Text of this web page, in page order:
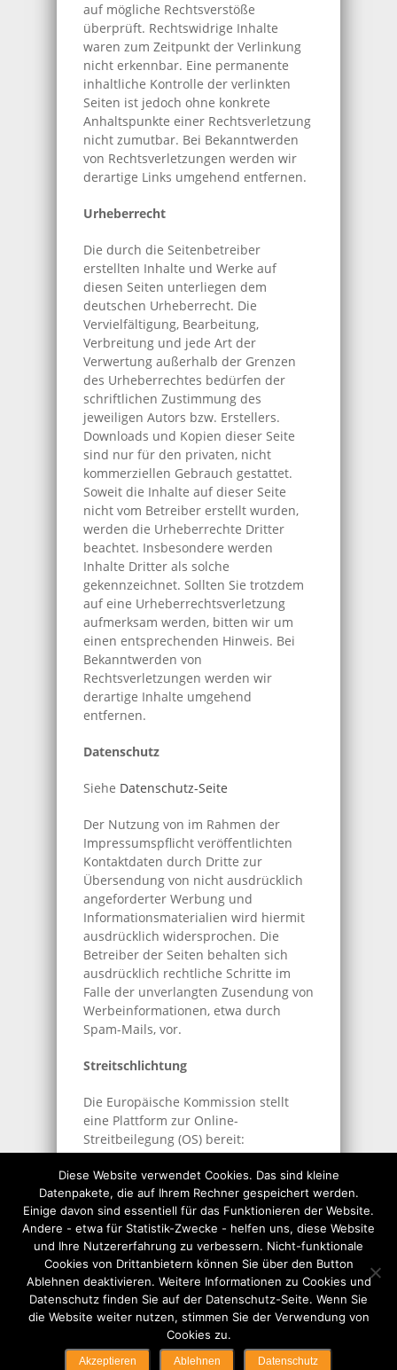
auf mögliche Rechtsverstöße
überprüft. Rechtswidrige Inhalte
waren zum Zeitpunkt der Verlinkung
nicht erkennbar. Eine permanente
inhaltliche Kontrolle der verlinkten
Seiten ist jedoch ohne konkrete
Anhaltspunkte einer Rechtsverletzung
nicht zumutbar. Bei Bekanntwerden
von Rechtsverletzungen werden wir
derartige Links umgehend entfernen.
Urheberrecht
Die durch die Seitenbetreiber
erstellten Inhalte und Werke auf
diesen Seiten unterliegen dem
deutschen Urheberrecht. Die
Vervielfältigung, Bearbeitung,
Verbreitung und jede Art der
Verwertung außerhalb der Grenzen
des Urheberrechtes bedürfen der
schriftlichen Zustimmung des
jeweiligen Autors bzw. Erstellers.
Downloads und Kopien dieser Seite
sind nur für den privaten, nicht
kommerziellen Gebrauch gestattet.
Soweit die Inhalte auf dieser Seite
nicht vom Betreiber erstellt wurden,
werden die Urheberrechte Dritter
beachtet. Insbesondere werden
Inhalte Dritter als solche
gekennzeichnet. Sollten Sie trotzdem
auf eine Urheberrechtsverletzung
aufmerksam werden, bitten wir um
einen entsprechenden Hinweis. Bei
Bekanntwerden von
Rechtsverletzungen werden wir
derartige Inhalte umgehend
entfernen.
Datenschutz
Siehe Datenschutz-Seite
Der Nutzung von im Rahmen der
Impressumspflicht veröffentlichten
Kontaktdaten durch Dritte zur
Übersendung von nicht ausdrücklich
angeforderter Werbung und
Informationsmaterialien wird hiermit
ausdrücklich widersprochen. Die
Betreiber der Seiten behalten sich
ausdrücklich rechtliche Schritte im
Falle der unverlangten Zusendung von
Werbeinformationen, etwa durch
Spam-Mails, vor.
Streitschlichtung
Die Europäische Kommission stellt
eine Plattform zur Online-
Streitbeilegung (OS) bereit:
ec.europa.eu/consumers/odr
Unsere E-Mail-Adresse finden Sie
oben im Impressum. Wir sind nicht
bereit oder verpflichtet, an
Streitbeilegungsverfahren vor einer
Verbraucherschlichtungsstelle
teilzunehmen.
© Copyright 2026 SEO-Softworks | Hosted by SEO-
Diese Website verwendet Cookies. Das sind kleine
Datenpakete, die auf Ihrem Rechner gespeichert werden.
Einige davon sind essentiell für das Funktionieren der Website.
Andere - etwa für Statistik-Zwecke - helfen uns, diese Website
und Ihre Nutzererfahrung zu verbessern. Nicht-funktionale
Cookies von Drittanbietern können Sie über den Button
Ablehnen deaktivieren. Weitere Informationen zu Cookies und
Datenschutz finden Sie auf der Datenschutz-Seite. Wenn Sie
die Website weiter nutzen, stimmen Sie der Verwendung von
Cookies zu.
Akzeptieren Ablehnen Datenschutz